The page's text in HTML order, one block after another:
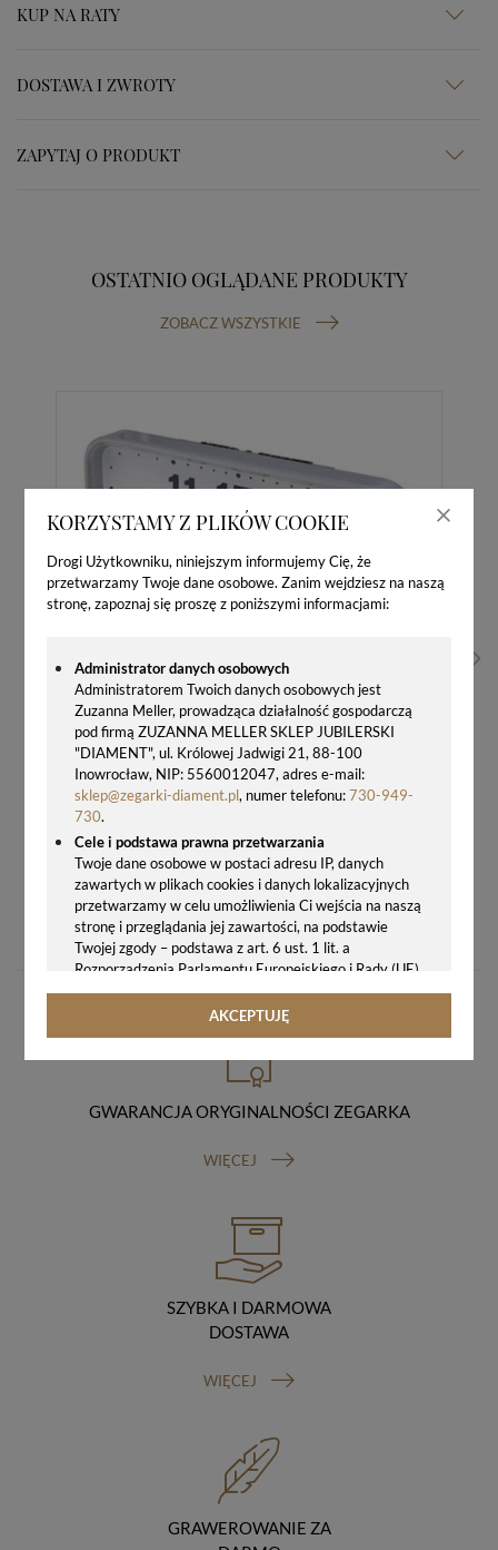
KORZYSTAMY Z PLIKÓW COOKIE
Drogi Użytkowniku, niniejszym informujemy Cię, że
przetwarzamy Twoje dane osobowe. Zanim wejdziesz na naszą
stronę, zapoznaj się proszę z poniższymi informacjami:
Administrator danych osobowych
Administratorem Twoich danych osobowych jest
Zuzanna Meller, prowadząca działalność gospodarczą
pod firmą ZUZANNA MELLER SKLEP JUBILERSKI
"DIAMENT", ul. Królowej Jadwigi 21, 88-100
Inowrocław, NIP: 5560012047, adres e-mail:
sklep@zegarki-diament.pl, numer telefonu:730-949-
730.
Cele i podstawa prawna przetwarzania
Twoje dane osobowe w postaci adresu IP, danych
zawartych w plikach cookies i danych lokalizacyjnych
przetwarzamy w celu umożliwienia Ci wejścia na naszą
stronę i przeglądania jej zawartości, na podstawie
Twojej zgody – podstawa z art. 6 ust. 1 lit. a
Rozporządzenia Parlamentu Europejskiego i Rady (UE)
2016/679 z 27.04.2016 r. w sprawie ochrony osób
fizycznych w związku z przetwarzaniem danych
rozporządzenie o ochronie danych, tj. RODO).
Twoje dane osobowe możemy udostępniać
podstawie umowy z nami i tylko zgodnie z naszymi
Okres przechowywania danych
Twoje dane przechowujemy do czasu posiadania
udzielonej przez Ciebie zgody.
otrzymania ich kopii, prawo do sprostowania
danych (jeżeli Twoim zdaniem nie ma podstaw do tego,
przetwarzania danych (możesz zażądać, abyśmy
ograniczyli przetwarzanie Twoich danych osobowych
wyłącznie do ich przechowywania lub wykonywania
mamy nieprawidłowe dane na Twój temat lub
AKCEPTUJĘ
KUP NA RATY
DOSTAWA I ZWROTY
ZAPYTAJ O PRODUKT
OSTATNIO OGLĄDANE PRODUKTY
ZOBACZ WSZYSTKIE
KLASYCZNY BUDZIK JVD SRP882.3 Z KWARCOWYM MECHANIZMEM, PODŚWIETLENIEM LED I PŁYNĄCYM SEKUNDNIKIEM
66,00 zł
GWARANCJA ORYGINALNOŚCI ZEGARKA
WIĘCEJ
SZYBKA I DARMOWA
DOSTAWA
WIĘCEJ
GRAWEROWANIE ZA